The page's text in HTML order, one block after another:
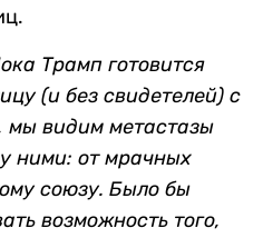
Трамп готовится
(и без свидетелей) с
видим метастазы
ними: от мрачных
союзу. Было бы
возможность того,